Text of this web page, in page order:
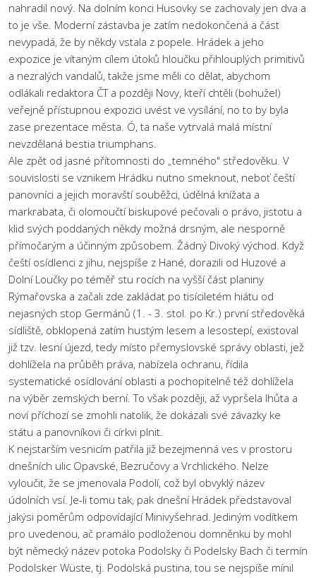
nahradil nový. Na dolním konci Husovky se zachovaly jen dva a
to je vše. Moderní zástavba je zatím nedokončená a část
nevypadá, že by někdy vstala z popele. Hrádek a jeho
expozice je vítaným cílem útoků hloučku přihlouplých primitivů
a nezralých vandalů, takže jsme měli co dělat, abychom
odlákali redaktora ČT a později Novy, kteří chtěli (bohužel)
veřejně přístupnou expozici uvést ve vysílání, no to by byla
zase prezentace města. Ó, ta naše vytrvalá malá místní
nevzdělaná bestia triumphans.
Ale zpět od jasné přítomnosti do „temného" středověku. V
souvislosti se vznikem Hrádku nutno smeknout, neboť čeští
panovníci a jejich moravští souběžci, údělná knížata a
markrabata, či olomoučtí biskupové pečovali o právo, jistotu a
klid svých poddaných někdy možná drsným, ale nesporně
přímočarým a účinným způsobem. Žádný Divoký východ. Když
čeští osídlenci z jihu, nejspíše z Hané, dorazili od Huzové a
Dolní Loučky po téměř stu rocích na vyšší část planiny
Rýmařovska a začali zde zakládat po tisíciletém hiátu od
nejasných stop Germánů (1. - 3. stol. po Kr.) první středověká
sídliště, obklopená zatím hustým lesem a lesostepí, existoval
již tzv. lesní újezd, tedy místo přemyslovské správy oblasti, jež
dohlížela na průběh práva, nabízela ochranu, řídila
systematické osídlování oblasti a pochopitelně též dohlížela
na výběr zemských berní. To však později, až vypršela lhůta a
noví příchozí se zmohli natolik, že dokázali své závazky ke
státu a panovníkovi či církvi plnit.
K nejstarším vesnicím patřila již bezejmenná ves v prostoru
dnešních ulic Opavské, Bezručovy a Vrchlického. Nelze
vyloučit, že se jmenovala Podolí, což byl obvyklý název
údolních vsí. Je-li tomu tak, pak dnešní Hrádek představoval
jakýsi poměrům odpovídající Minivyšehrad. Jediným vodítkem
pro uvedenou, ač pramálo podloženou domněnku by mohl
být německý název potoka Podolsky či Podelsky Bach či termín
Podolsker Wüste, tj. Podolská pustina, tou se nejspíše mínil